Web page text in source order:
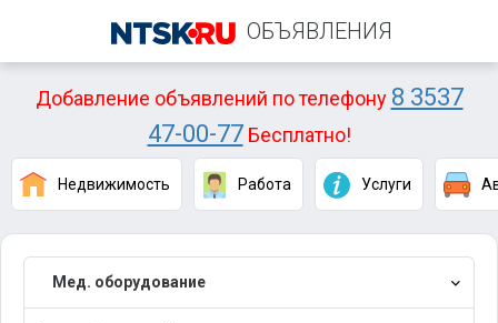
ОБЪЯВЛЕНИЯ
Добавление объявлений по телефону 8 3537
47-00-77Бесплатно!
Недвижимость Работа Услуги
Мед. оборудование